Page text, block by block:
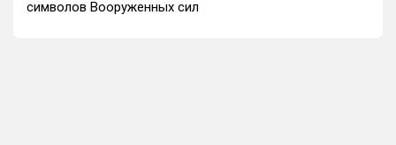
символов Вооруженных сил